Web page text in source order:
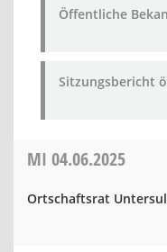
Öffentliche
Sitzungsbericht
MI 04.06.2025
Ortschaftsrat